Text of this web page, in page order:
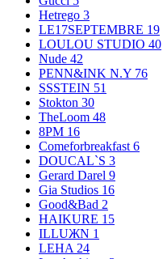
Hetrego 3
LE17SEPTEMBRE 19
LOULOU STUDIO 40
Nude 42
PENN&INK N.Y 76
SSSTEIN 51
Stokton 30
TheLoom 48
8PM 16
Comeforbreakfast 6
DOUCAL`S 3
Gerard Darel 9
Gia Studios 16
Good&Bad 2
HAIKURE 15
ILLUЖN 1
LEHA 24